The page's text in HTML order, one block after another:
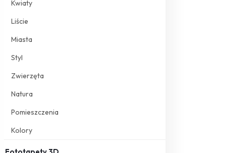
Kwiaty
Liście
Miasta
Styl
Zwierzęta
Natura
Pomieszczenia
Kolory